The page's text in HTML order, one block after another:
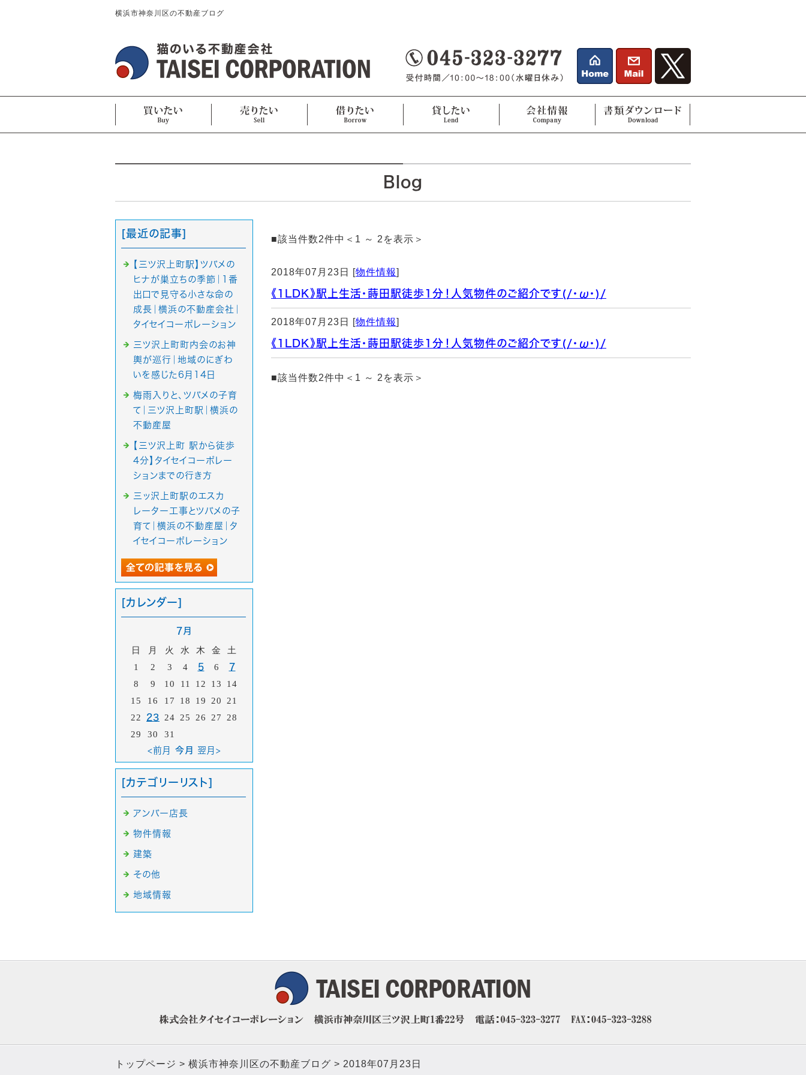
横浜市神奈川区の不動産ブログ
Blog
■該当件数2件中＜1 ～ 2を表示＞
2018年07月23日 [物件情報]
《1LDK》駅上生活・蒔田駅徒歩1分！人気物件のご紹介です(/・ω・)/
2018年07月23日 [物件情報]
《1LDK》駅上生活・蒔田駅徒歩1分！人気物件のご紹介です(/・ω・)/
■該当件数2件中＜1 ～ 2を表示＞
[最近の記事]
【三ツ沢上町駅】ツバメの
ヒナが巣立ちの季節｜1番
出口で見守る小さな命の
成長｜横浜の不動産会社｜
タイセイコーポレーション
三ツ沢上町町内会のお神
輿が巡行｜地域のにぎわ
いを感じた6月14日
梅雨入りと、ツバメの子育
て｜三ツ沢上町駅｜横浜の
不動産屋
【三ツ沢上町 駅から徒歩
4分】タイセイコーポレー
ションまでの行き方
三ッ沢上町駅のエスカ
レーター工事とツバメの子
育て｜横浜の不動産屋｜タ
イセイコーポレーション
[カレンダー]
7月
日 月 火 水 木 金
土
1
2 3 4 5 6 7
8 9 10 11 12 13
14
15
16 17 18 19 20
21
22
23 24 25 26 27
28
29
30 31
<前月 今月 翌月>
[カテゴリーリスト]
アンバー店長
物件情報
建築
その他
地域情報
トップページ 横浜市神奈川区の不動産ブログ 2018年07月23日